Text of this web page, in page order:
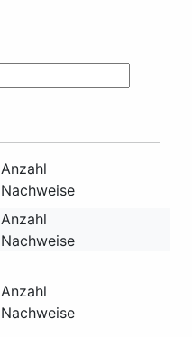
Anzahl
Nachweise
Anzahl
Nachweise
Anzahl
Nachweise